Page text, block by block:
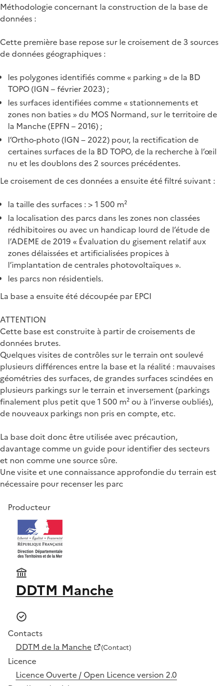
Méthodologie concernant la construction de la base de
données :
Cette première base repose sur le croisement de 3 sources
de données géographiques :
les polygones identifiés comme « parking » de la BD
TOPO (IGN – février 2023) ;
les surfaces identifiées comme « stationnements et
zones non baties » du MOS Normand, sur le territoire de
la Manche (EPFN – 2016) ;
l’Ortho-photo (IGN – 2022) pour, la rectification de
certaines surfaces de la BD TOPO, de la recherche à l’œil
nu et les doublons des 2 sources précédentes.
Le croisement de ces données a ensuite été filtré suivant :
la taille des surfaces : > 1 500 m²
la localisation des parcs dans les zones non classées
rédhibitoires ou avec un handicap lourd de l’étude de
l’ADEME de 2019 « Évaluation du gisement relatif aux
zones délaissées et artificialisées propices à
l’implantation de centrales photovoltaïques ».
les parcs non résidentiels.
La base a ensuite été découpée par EPCI
ATTENTION
Cette base est construite à partir de croisements de
données brutes.
Quelques visites de contrôles sur le terrain ont soulevé
plusieurs différences entre la base et la réalité : mauvaises
géométries des surfaces, de grandes surfaces scindées en
plusieurs parkings sur le terrain et inversement (parkings
finalement plus petit que 1 500 m² ou à l’inverse oubliés),
de nouveaux parkings non pris en compte, etc.
La base doit donc être utilisée avec précaution,
davantage comme un guide pour identifier des secteurs
et non comme une source sûre.
Une visite et une connaissance approfondie du terrain est
nécessaire pour recenser les parc
Producteur
DDTM Manche
Contacts
DDTM de la Manche
(Contact)
Licence
Licence Ouverte / Open Licence version 2.0